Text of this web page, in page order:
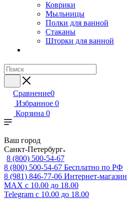
Коврики
Мыльницы
Полки для ванной
Стаканы
Шторки для ванной
Сравнение0
Избранное 0
Корзина 0
Ваш город
Санкт-Петербург
8 (800) 500-54-67
8 (800) 500-54-67 Бесплатно по РФ
8 (981) 846-77-06 Интернет-магазин
MAX с 10.00 до 18.00
Telegram с 10.00 до 18.00